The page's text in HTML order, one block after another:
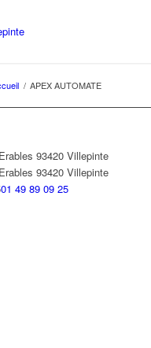
/ APEX AUTOMATE
93420 Villepinte
93420 Villepinte
01 49 89 09 25